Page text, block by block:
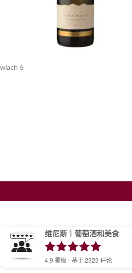
wlach 6
维尼斯｜葡萄酒和美食
4.9 星级 - 基于2323 评论